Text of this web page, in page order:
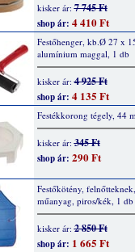
kisker ár:7 745 Ft
shop ár: 4 410 Ft
Festőhenger, kb.Ø 27 x
alumínium maggal, 1 db
kisker ár:4 925 Ft
shop ár: 4 135 Ft
Festékkorong tégely, 44
kisker ár:345 Ft
shop ár: 290 Ft
Festőkötény,
műanyag, piros/kék, 1 db
kisker ár:2 850 Ft
shop ár: 1 665 Ft